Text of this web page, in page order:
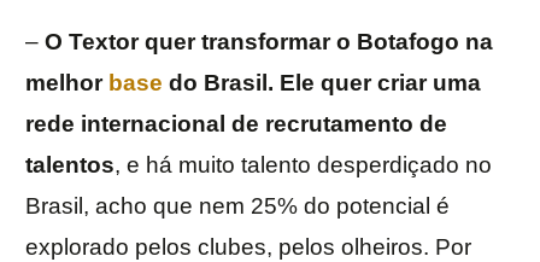
– O Textor quer transformar o Botafogo na
melhor base do Brasil. Ele quer criar uma
rede internacional de recrutamento de
talentos, e há muito talento desperdiçado no
Brasil, acho que nem 25% do potencial é
explorado pelos clubes, pelos olheiros. Por